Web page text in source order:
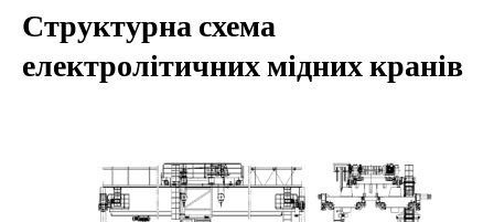
Структурна схема
електролітичних мідних кранів